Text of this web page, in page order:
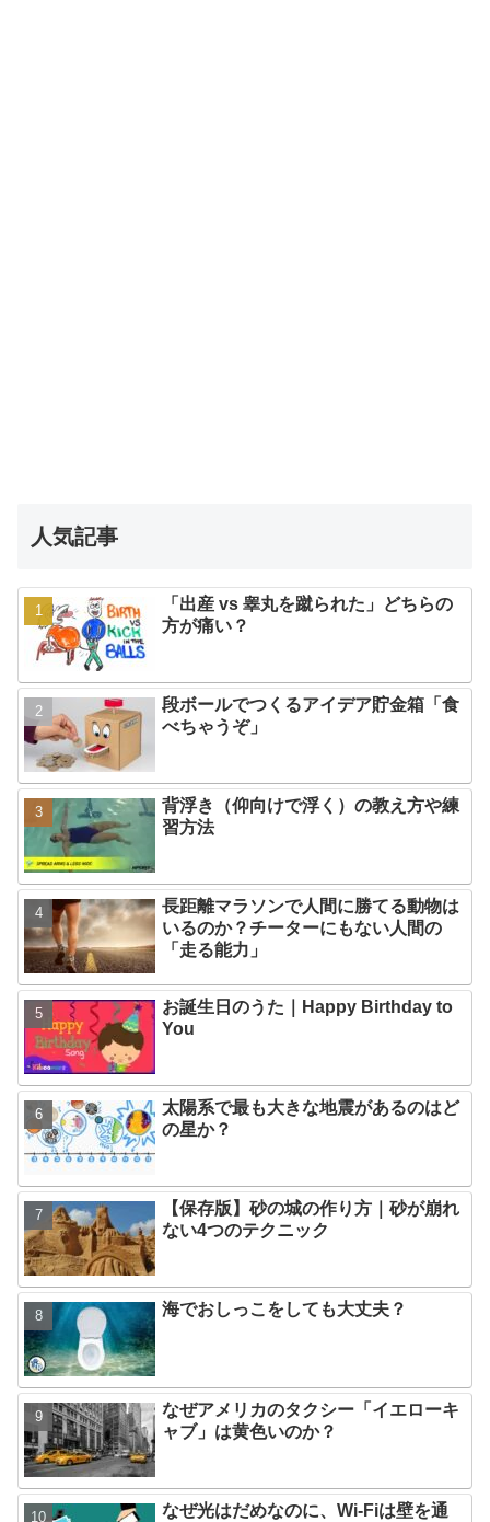
人気記事
「出産 vs 睾丸を蹴られた」どちらの
方が痛い？
段ボールでつくるアイデア貯金箱「食
べちゃうぞ」
背浮き（仰向けで浮く）の教え方や練
習方法
長距離マラソンで人間に勝てる動物は
いるのか？チーターにもない人間の
「走る能力」
お誕生日のうた｜Happy Birthday to
You
太陽系で最も大きな地震があるのはど
の星か？
【保存版】砂の城の作り方｜砂が崩れ
ない4つのテクニック
海でおしっこをしても大丈夫？
なぜアメリカのタクシー「イエローキ
ャブ」は黄色いのか？
なぜ光はだめなのに、Wi-Fiは壁を通